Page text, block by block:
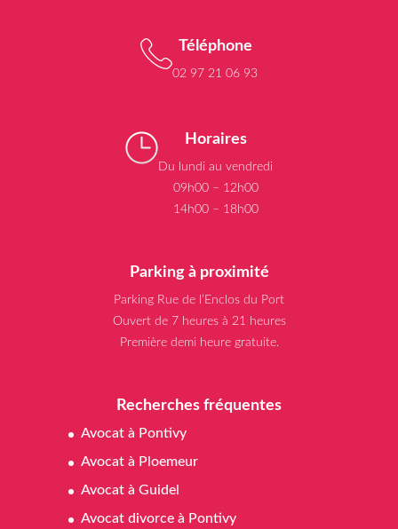
Téléphone
02 97 21 06 93
Horaires
Du lundi au vendredi
09h00 – 12h00
14h00 – 18h00
Parking à proximité
Parking Rue de l’Enclos du Port
Ouvert de 7 heures à 21 heures
Première demi heure gratuite.
Recherches fréquentes
Avocat à Pontivy
Avocat à Ploemeur
Avocat à Guidel
Avocat divorce à Pontivy